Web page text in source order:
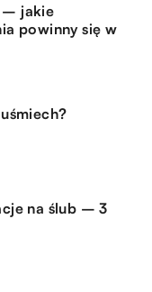
– jakie
powinny się w
na ślub – 3